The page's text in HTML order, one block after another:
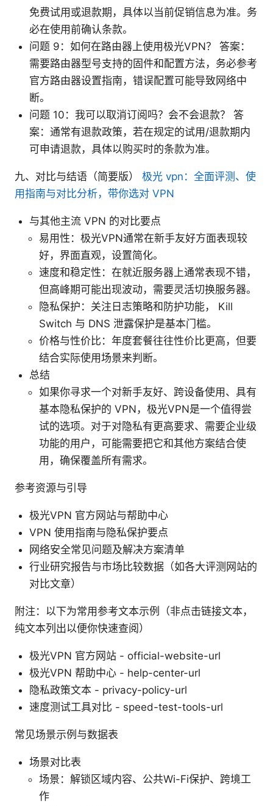
免费试用或退款期，具体以当前促销信息为准。务
必在使用前确认条款。
问题 9：如何在路由器上使用极光VPN？ 答案：
需要路由器型号支持的固件和配置方法，务必参考
官方路由器设置指南，错误配置可能导致网络中
断。
问题 10：我可以取消订阅吗？会不会退款？ 答
案：通常有退款政策，若在规定的试用/退款期内
可申请退款，具体以购买时的条款为准。
九、对比与结语（简要版） 极光 vpn：全面评测、使
用指南与对比分析，带你选对 VPN
与其他主流 VPN 的对比要点
易用性：极光VPN通常在新手友好方面表现较
好，界面直观，设置简化。
速度和稳定性：在就近服务器上通常表现不错，
但高峰期可能出现波动，需要灵活切换服务器。
隐私保护：关注日志策略和防护功能， Kill
Switch 与 DNS 泄露保护是基本门槛。
价格与性价比：年度套餐往往性价比更高，但要
结合实际使用场景来判断。
总结
如果你寻求一个对新手友好、跨设备使用、具有
基本隐私保护的 VPN，极光VPN是一个值得尝
试的选项。对于对隐私有更高要求、需要企业级
功能的用户，可能需要把它和其他方案结合使
用，确保覆盖所有需求。
参考资源与引导
极光VPN 官方网站与帮助中心
VPN 使用指南与隐私保护要点
网络安全常见问题及解决方案清单
行业研究报告与市场比较数据（如各大评测网站的
对比文章）
附注：以下为常用参考文本示例（非点击链接文本，
纯文本列出以便你快速查阅）
极光VPN 官方网站 - official-website-url
极光VPN 帮助中心 - help-center-url
隐私政策文本 - privacy-policy-url
速度测试工具对比 - speed-test-tools-url
常见场景示例与数据表
场景对比表
场景：解锁区域内容、公共Wi-Fi保护、跨境工
作